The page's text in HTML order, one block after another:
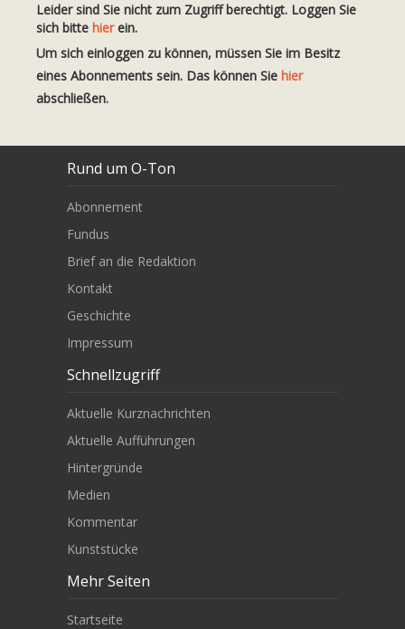
Leider sind Sie nicht zum Zugriff berechtigt. Loggen Sie
sich bitte hierein.
Um sich einloggen zu können, müssen Sie im Besitz
eines Abonnements sein. Das können Sie hier
abschließen.
Rund um O-Ton
Abonnement
Fundus
Brief an die Redaktion
Kontakt
Geschichte
Impressum
Schnellzugriff
Aktuelle Kurznachrichten
Aktuelle Aufführungen
Hintergründe
Medien
Kommentar
Kunststücke
Mehr Seiten
Startseite